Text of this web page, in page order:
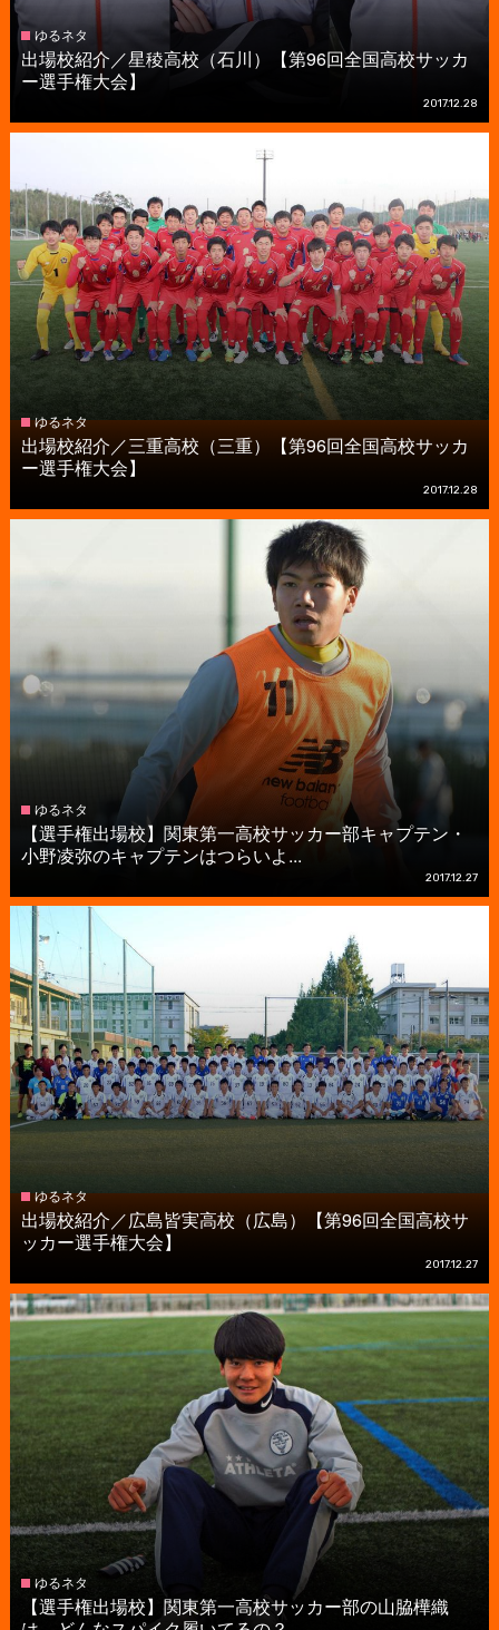
ゆるネタ
出場校紹介／星稜高校（石川）【第96回全国高校サッカ
ー選手権大会】
2017.12.28
ゆるネタ
出場校紹介／三重高校（三重）【第96回全国高校サッカ
ー選手権大会】
2017.12.28
ゆるネタ
【選手権出場校】関東第一高校サッカー部キャプテン・
小野凌弥のキャプテンはつらいよ...
2017.12.27
ゆるネタ
出場校紹介／広島皆実高校（広島）【第96回全国高校サ
ッカー選手権大会】
2017.12.27
ゆるネタ
【選手権出場校】関東第一高校サッカー部の山脇樺織